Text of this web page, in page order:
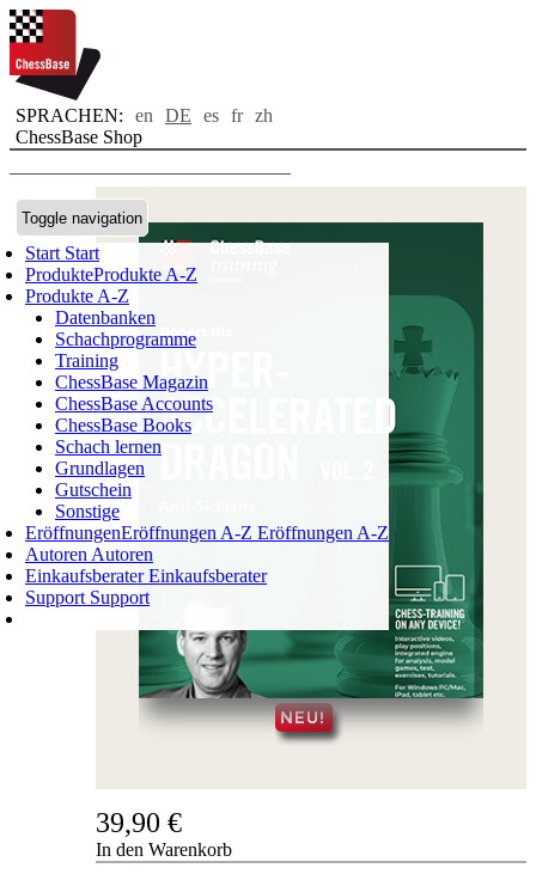
SPRACHEN: en DE es fr zh
ChessBase Shop
Toggle navigation
Start Start
ProdukteProdukte A-Z
Produkte A-Z
Datenbanken
Schachprogramme
Training
ChessBase Magazin
ChessBase Accounts
ChessBase Books
Schach lernen
Grundlagen
Gutschein
Sonstige
EröffnungenEröffnungen A-Z Eröffnungen A-Z
Autoren Autoren
EinkaufsberaterEinkaufsberater
Support Support
WARENKORB
0ARTIKEL
0,00 €
✔
39,90 €
In den Warenkorb